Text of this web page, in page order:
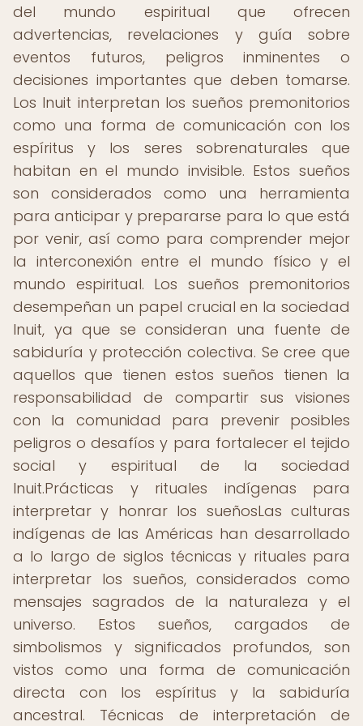
del mundo espiritual que ofrecen
advertencias, revelaciones y guía sobre
eventos futuros, peligros inminentes o
decisiones importantes que deben tomarse.
Los Inuit interpretan los sueños premonitorios
como una forma de comunicación con los
espíritus y los seres sobrenaturales que
habitan en el mundo invisible. Estos sueños
son considerados como una herramienta
para anticipar y prepararse para lo que está
por venir, así como para comprender mejor
la interconexión entre el mundo físico y el
mundo espiritual. Los sueños premonitorios
desempeñan un papel crucial en la sociedad
Inuit, ya que se consideran una fuente de
sabiduría y protección colectiva. Se cree que
aquellos que tienen estos sueños tienen la
responsabilidad de compartir sus visiones
con la comunidad para prevenir posibles
peligros o desafíos y para fortalecer el tejido
social y espiritual de la sociedad
Inuit.Prácticas y rituales indígenas para
interpretar y honrar los sueñosLas culturas
indígenas de las Américas han desarrollado
a lo largo de siglos técnicas y rituales para
interpretar los sueños, considerados como
mensajes sagrados de la naturaleza y el
universo. Estos sueños, cargados de
simbolismos y significados profundos, son
vistos como una forma de comunicación
directa con los espíritus y la sabiduría
ancestral. Técnicas de interpretación de